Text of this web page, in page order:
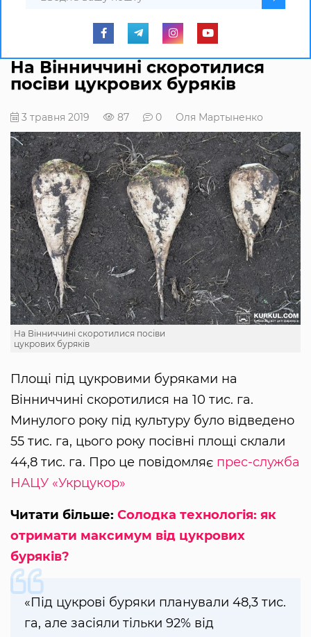
На Вінниччині скоротилися
посіви цукрових буряків
3 травня 2019 87 0 Оля Мартыненко
На Вінниччині скоротилися посіви
цукрових буряків
Площі під цукровими буряками на
Вінниччині скоротилися на 10 тис. га.
Минулого року під культуру було відведено
55 тис. га, цього року посівні площі склали
44,8 тис. га. Про це повідомляє прес-служба
НАЦУ «Укрцукор»
Читати більше: Солодка технологія: як
отримати максимум від цукрових
буряків?
«Під цукрові буряки планували 48,3 тис.
га, але засіяли тільки 92% від